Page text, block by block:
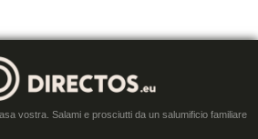
vostra. Salami e prosciutti da un salumificio familiare